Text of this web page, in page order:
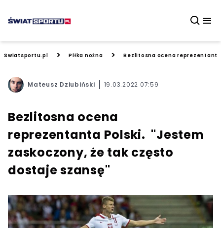
Swiatsportu.pl > Piłka nożna > Bezlitosna ocena
Mateusz Dziubiński 19.03.2022 07:59
Bezlitosna ocena
reprezentanta Polski. "Jestem
zaskoczony, że tak często
dostaje szansę"